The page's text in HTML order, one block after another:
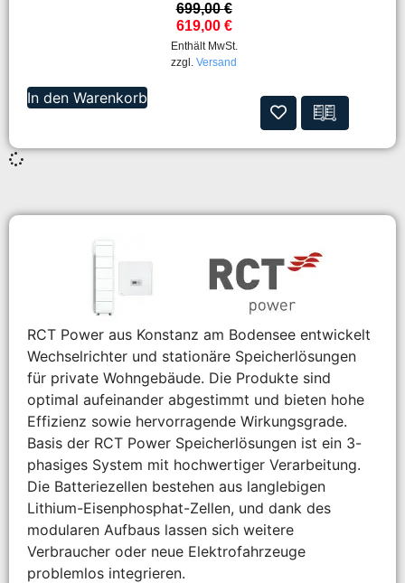
699,00€
619,00 €
Enthält MwSt.
zzgl. Versand
In den Warenkorb
RCT Power aus Konstanz am Bodensee entwickelt
Wechselrichter und stationäre Speicherlösungen
für private Wohngebäude. Die Produkte sind
optimal aufeinander abgestimmt und bieten hohe
Effizienz sowie hervorragende Wirkungsgrade.
Basis der RCT Power Speicherlösungen ist ein 3-
phasiges System mit hochwertiger Verarbeitung.
Die Batteriezellen bestehen aus langlebigen
Lithium-Eisenphosphat-Zellen, und dank des
modularen Aufbaus lassen sich weitere
Verbraucher oder neue Elektrofahrzeuge
problemlos integrieren.